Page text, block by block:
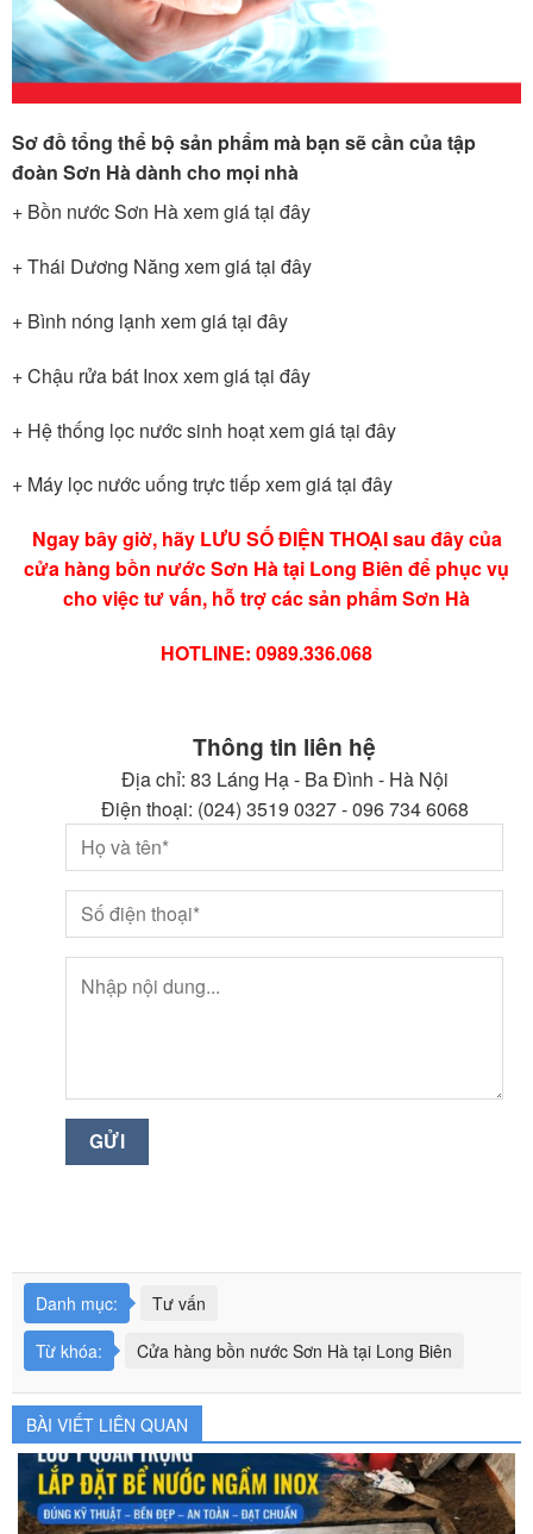
Sơ đồ tổng thể bộ sản phẩm mà bạn sẽ cần của tập
đoàn Sơn Hà dành cho mọi nhà
+ Bồn nước Sơn Hà xem giá tại đây
+ Thái Dương Năng xem giá tại đây
+ Bình nóng lạnh xem giá tại đây
+ Chậu rửa bát Inox xem giá tại đây
+ Hệ thống lọc nước sinh hoạt xem giá tại đây
+ Máy lọc nước uống trực tiếp xem giá tại đây
Ngay bây giờ, hãy LƯU SỐ ĐIỆN THOẠI sau đây của
cửa hàng bồn nước Sơn Hà tại Long Biên để phục vụ
cho việc tư vấn, hỗ trợ các sản phẩm Sơn Hà
HOTLINE: 0989.336.068
Thông tin liên hệ
Địa chỉ: 83 Láng Hạ - Ba Đình - Hà Nội
Điện thoại: (024) 3519 0327 - 096 734 6068
Danh mục:
Tư vấn
Từ khóa:
Cửa hàng bồn nước Sơn Hà tại Long Biên
BÀI VIẾT LIÊN QUAN